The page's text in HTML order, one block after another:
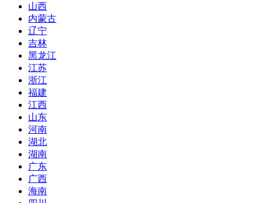
山西
内蒙古
辽宁
吉林
黑龙江
江苏
浙江
福建
江西
山东
河南
湖北
湖南
广东
广西
海南